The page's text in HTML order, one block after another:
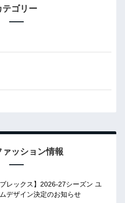
テゴリー
ッション情報
ブレックス】2026-27シーズン ユ
デザイン決定のお知らせ